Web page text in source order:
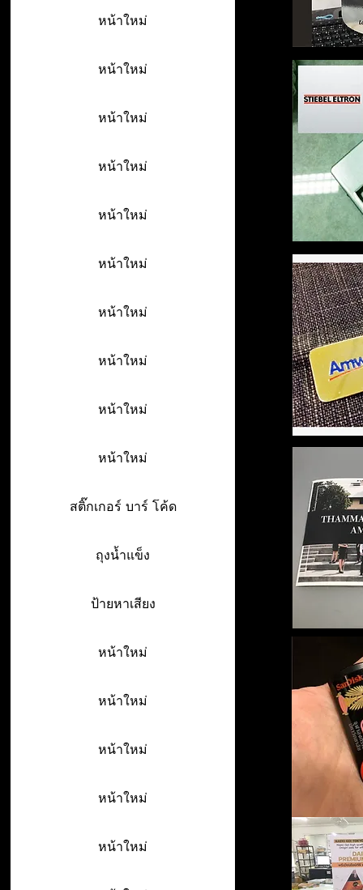
หน้าใหม่
หน้าใหม่
หน้าใหม่
หน้าใหม่
หน้าใหม่
หน้าใหม่
หน้าใหม่
หน้าใหม่
หน้าใหม่
หน้าใหม่
สติ๊กเกอร์ บาร์ โค้ด
ถุงน้ำแข็ง
ป้ายหาเสียง
หน้าใหม่
หน้าใหม่
หน้าใหม่
หน้าใหม่
หน้าใหม่